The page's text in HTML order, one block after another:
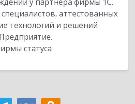
аттестованных
технологий и решений
статуса